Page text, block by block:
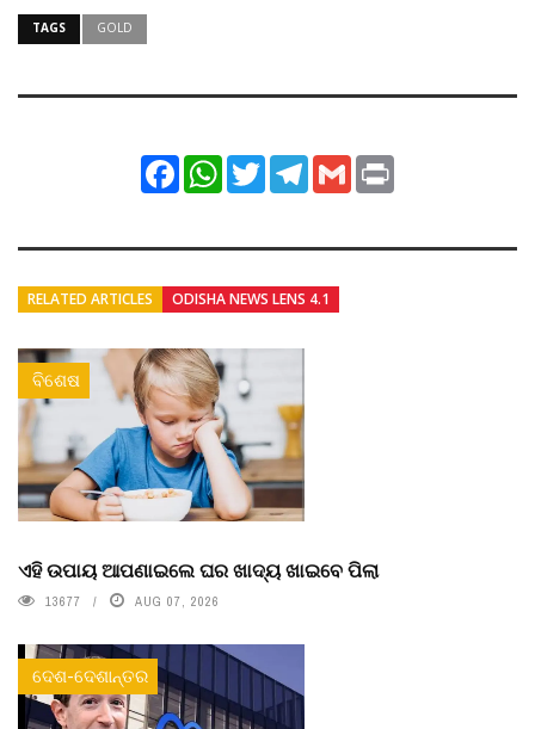
TAGS GOLD
FacebookWhatsApp
TwitterTelegram
Gmail
RELATED ARTICLES ODISHA NEWS LENS 4.1
ବିଶେଷ
ଏହି ଉପାୟ ଆପଣାଇଲେ ଘର ଖାଦ୍ୟ ଖାଇବେ ପିଲା
13677 AUG 07, 2026
ଦେଶ-ଦେଶାନ୍ତର